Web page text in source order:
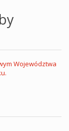
Województwa